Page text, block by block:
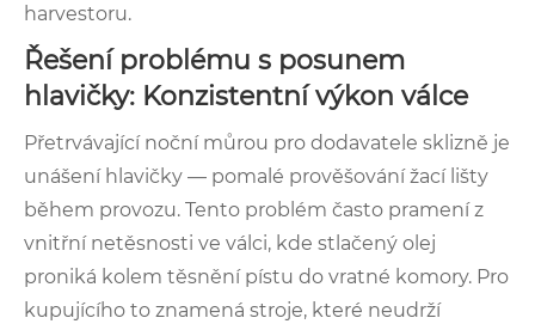
harvestoru.
Řešení problému s posunem
hlavičky: Konzistentní výkon válce
Přetrvávající noční můrou pro dodavatele sklizně je
unášení hlavičky — pomalé prověšování žací lišty
během provozu. Tento problém často pramení z
vnitřní netěsnosti ve válci, kde stlačený olej
proniká kolem těsnění pístu do vratné komory. Pro
kupujícího to znamená stroje, které neudrží